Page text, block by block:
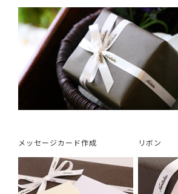
メッセージカード作成 リボン